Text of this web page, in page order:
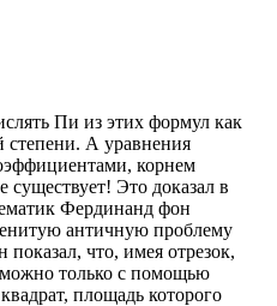
Пи из этих формул как
степени. А уравнения
корнем
Это доказал в
Фердинанд фон
античную проблему
показал, что, имея отрезок,
только с помощью
площадь которого